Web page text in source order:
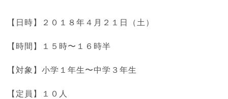
【日時】２０１８年４ 月２１日（土）
【時間】１５ 時〜１６時半
【対象】小学１年生〜中学３年生
【定員】１０人